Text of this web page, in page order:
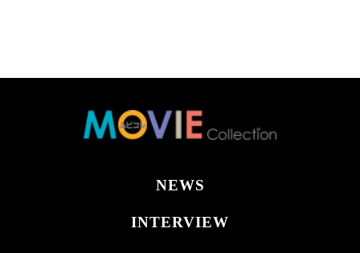
NEWS
INTERVIEW